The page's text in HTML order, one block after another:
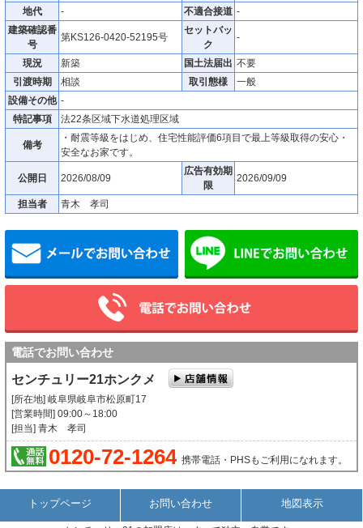
地代 - 不適合接道 -
建築確認番
号
第KS126-0420-52195号
セットバッ
ク
-
現況 新築 国土法届出 不要
引渡時期
相談 取引態様
一般
設備その他 -
特記事項
法22条区域下水道処理区域
備考
・耐震等級をはじめ、住宅性能評価6項目で最上等級取得の安心・
安全なお家です。
公開日 2026/08/09
広告有効期
限
2026/09/09
担当者 青木 孝司
メールでお問い合わせ
電話でお問い合わせ
センチュリー21ホンクメ
[所在地] 岐阜県岐阜市松原町17
[営業時間] 09:00～18:00
[担当] 青木 孝司
0120-72-1264 携帯電話・PHSもご利用になれます。
トップページ お問い合わせ 地図表示